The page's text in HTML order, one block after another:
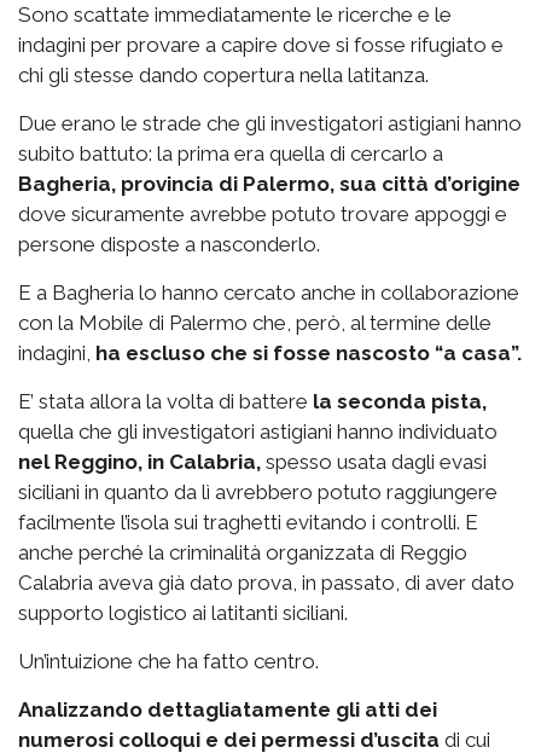
Sono scattate immediatamente le ricerche e le
indagini per provare a capire dove si fosse rifugiato e
chi gli stesse dando copertura nella latitanza.
Due erano le strade che gli investigatori astigiani hanno
subito battuto: la prima era quella di cercarlo a
Bagheria, provincia di Palermo, sua città d’origine
dove sicuramente avrebbe potuto trovare appoggi e
persone disposte a nasconderlo.
E a Bagheria lo hanno cercato anche in collaborazione
con la Mobile di Palermo che, però, al termine delle
indagini, ha escluso che si fosse nascosto “a casa”.
E’ stata allora la volta di battere la seconda pista,
quella che gli investigatori astigiani hanno individuato
nel Reggino, in Calabria, spesso usata dagli evasi
siciliani in quanto da lì avrebbero potuto raggiungere
facilmente l’isola sui traghetti evitando i controlli. E
anche perché la criminalità organizzata di Reggio
Calabria aveva già dato prova, in passato, di aver dato
supporto logistico ai latitanti siciliani.
Un’intuizione che ha fatto centro.
Analizzando dettagliatamente gli atti dei
numerosi colloqui e dei permessi d’uscita di cui